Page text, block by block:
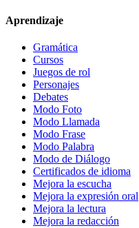
Aprendizaje
Gramática
Cursos
Juegos de rol
Personajes
Debates
Modo Foto
Modo Llamada
Modo Frase
Modo Palabra
Modo de Diálogo
Certificados de idioma
Mejora la escucha
Mejora la expresión oral
Mejora la lectura
Mejora la redacción